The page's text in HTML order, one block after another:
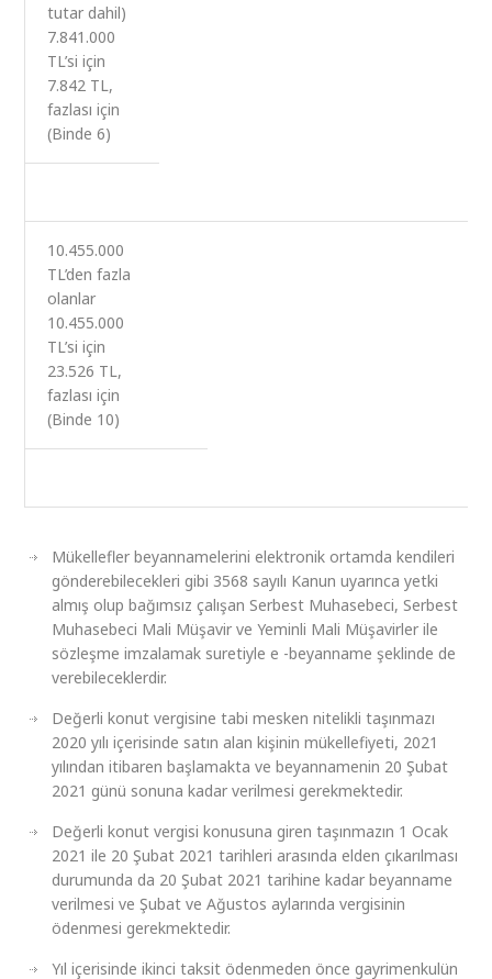
tutar dahil)
7.841.000
TL’si için
7.842 TL,
fazlası için
(Binde 6)
10.455.000
TL’den fazla
olanlar
10.455.000
TL’si için
23.526 TL,
fazlası için
(Binde 10)
Mükellefler beyannamelerini elektronik ortamda kendileri
gönderebilecekleri gibi 3568 sayılı Kanun uyarınca yetki
almış olup bağımsız çalışan Serbest Muhasebeci, Serbest
Muhasebeci Mali Müşavir ve Yeminli Mali Müşavirler ile
sözleşme imzalamak suretiyle e -beyanname şeklinde de
verebileceklerdir.
Değerli konut vergisine tabi mesken nitelikli taşınmazı
2020 yılı içerisinde satın alan kişinin mükellefiyeti, 2021
yılından itibaren başlamakta ve beyannamenin 20 Şubat
2021 günü sonuna kadar verilmesi gerekmektedir.
Değerli konut vergisi konusuna giren taşınmazın 1 Ocak
2021 ile 20 Şubat 2021 tarihleri arasında elden çıkarılması
durumunda da 20 Şubat 2021 tarihine kadar beyanname
verilmesi ve Şubat ve Ağustos aylarında vergisinin
ödenmesi gerekmektedir.
Yıl içerisinde ikinci taksit ödenmeden önce gayrimenkulün